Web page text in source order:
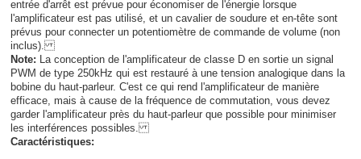
entrée d'arrêt est prévue pour économiser de l'énergie lorsque
l'amplificateur est pas utilisé, et un cavalier de soudure et en-tête sont
prévus pour connecter un potentiomètre de commande de volume (non
inclus).
Note: La conception de l'amplificateur de classe D en sortie un signal
PWM de type 250kHz qui est restauré à une tension analogique dans la
bobine du haut-parleur. C'est ce qui rend l'amplificateur de manière
efficace, mais à cause de la fréquence de commutation, vous devez
garder l'amplificateur près du haut-parleur que possible pour minimiser
les interférences possibles.
Caractéristiques: